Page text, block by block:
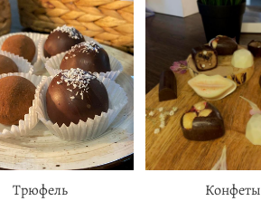
Трюфель
Конфеты